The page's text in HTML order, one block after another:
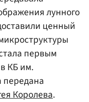
лунного
ценный
первым
КБ им.
передана
Королева.